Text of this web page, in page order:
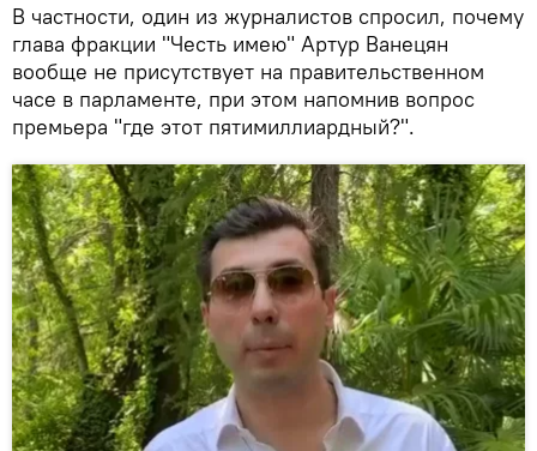
В частности, один из журналистов спросил, почему
глава фракции "Честь имею" Артур Ванецян
вообще не присутствует на правительственном
часе в парламенте, при этом напомнив вопрос
премьера "где этот пятимиллиардный?".